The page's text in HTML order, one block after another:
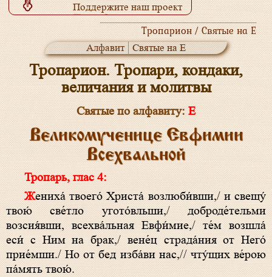
Поддержите наш проект
Подробнее...
Тропарион / Святые на Е
Алфавит Святые на Е
Тропарион. Тропари, кондаки,
величания и молитвы
Святые по алфавиту:Е
Великомученице Евфимии
Всехвальной
Тропарь, глас 4:
Жениха́ твоего́ Христа́ возлюби́вши,/ и свещу́
твою́ све́тло угото́вльши,/ доброде́тельми
возсия́вши, всехва́льная Евфи́мие,/ те́м возшла́
еси́ с Ним на брак,/ вене́ц страда́ния от Него́
прие́мши./ Но от бед изба́ви нас,// чту́щих ве́рою
па́мять твою́.